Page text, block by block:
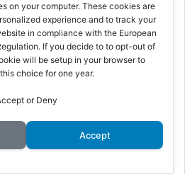
のおすすめ
すすめ海外ドラマはこちら！
ナップ
ナップ
ルドラマはこちら！
おすすめ海外ドラマはこちら！
on your computer. These cookies are
experience and to track your
in compliance with the European
If you decide to to opt-out of
will be setup in your browser to
choice for one year.
or Deny
Accept